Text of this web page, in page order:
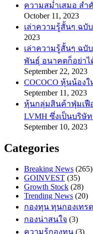
ความสม่ำเสมอ สำ
October 11, 2023
เล่าความรู้สั้นๆ ฉบั
2023
เล่าความรู้สั้นๆ ฉบั
พันธ์ุ อนาคตก็อย่าไ
September 22, 2023
COCOCO หุ้นน้อง
September 11, 2023
หุ้นกลุ่มสินค้าฟุ่มเฟื
LVMH ซึ่งเป็นบริษัท
September 10, 2023
Categories
Breaking News (265)
GOINVEST (35)
Growth Stock (28)
Trending News (20)
กองทุน ทุนกองเทรด
กองน่าสนใจ (3)
ความรู้กองทุน (3)